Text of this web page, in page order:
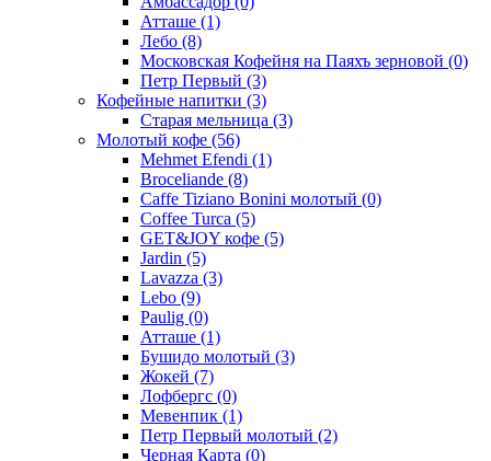
Атташе (1)
Лебо (8)
Московская Кофейня на Паяхъ зерновой (0)
Петр Первый (3)
Кофейные напитки (3)
Старая мельница (3)
Молотый кофе (56)
Mehmet Efendi (1)
Broceliande (8)
Caffe Tiziano Bonini молотый (0)
Coffee Turca (5)
GET&JOY кофе (5)
Jardin (5)
Lavazza (3)
Lebo (9)
Paulig (0)
Атташе (1)
Бушидо молотый (3)
Жокей (7)
Лофбергс (0)
Мевенпик (1)
Петр Первый молотый (2)
Черная Карта (0)